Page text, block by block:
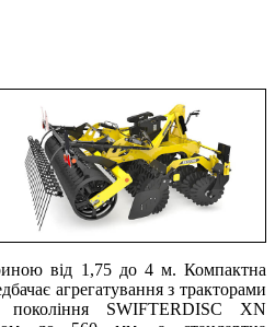
від 1,75 до 4 м. Компактна
агрегатування з тракторами
покоління SWIFTERDISC XN